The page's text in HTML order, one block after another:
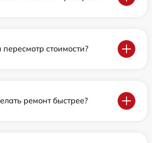
стоимости?
ремонт быстрее?